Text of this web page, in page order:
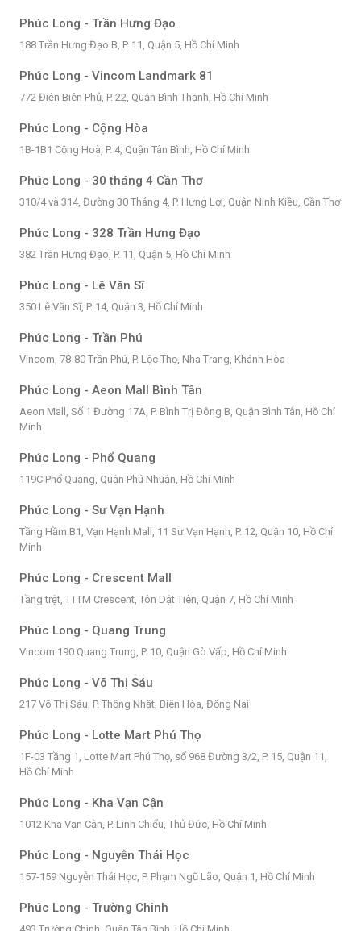
Phúc Long - Trần Hưng Đạo
188 Trần Hưng Đạo B, P. 11, Quận 5, Hồ Chí Minh
Phúc Long - Vincom Landmark 81
772 Điện Biên Phủ, P. 22, Quận Bình Thạnh, Hồ Chí Minh
Phúc Long - Cộng Hòa
1B-1B1 Cộng Hoà, P. 4, Quận Tân Bình, Hồ Chí Minh
Phúc Long - 30 tháng 4 Cần Thơ
310/4 và 314, Đường 30 Tháng 4, P. Hưng Lợi, Quận Ninh Kiều, Cần Thơ
Phúc Long - 328 Trần Hưng Đạo
382 Trần Hưng Đạo, P. 11, Quận 5, Hồ Chí Minh
Phúc Long - Lê Văn Sĩ
350 Lê Văn Sĩ, P. 14, Quận 3, Hồ Chí Minh
Phúc Long - Trần Phú
Vincom, 78-80 Trần Phú, P. Lộc Thọ, Nha Trang, Khánh Hòa
Phúc Long - Aeon Mall Bình Tân
Aeon Mall, Số 1 Đường 17A, P. Bình Trị Đông B, Quận Bình Tân, Hồ Chí
Minh
Phúc Long - Phổ Quang
119C Phổ Quang, Quận Phú Nhuận, Hồ Chí Minh
Phúc Long - Sư Vạn Hạnh
Tầng Hầm B1, Vạn Hạnh Mall, 11 Sư Vạn Hạnh, P. 12, Quận 10, Hồ Chí
Minh
Phúc Long - Crescent Mall
Tầng trệt, TTTM Crescent, Tôn Dật Tiên, Quận 7, Hồ Chí Minh
Phúc Long - Quang Trung
Vincom 190 Quang Trung, P. 10, Quận Gò Vấp, Hồ Chí Minh
Phúc Long - Võ Thị Sáu
217 Võ Thị Sáu, P. Thống Nhất, Biên Hòa, Đồng Nai
Phúc Long - Lotte Mart Phú Thọ
1F-03 Tầng 1, Lotte Mart Phú Thọ, số 968 Đường 3/2, P. 15, Quận 11,
Hồ Chí Minh
Phúc Long - Kha Vạn Cận
1012 Kha Vạn Cận, P. Linh Chiểu, Thủ Đức, Hồ Chí Minh
Phúc Long - Nguyễn Thái Học
157-159 Nguyễn Thái Học, P. Phạm Ngũ Lão, Quận 1, Hồ Chí Minh
Phúc Long - Trường Chinh